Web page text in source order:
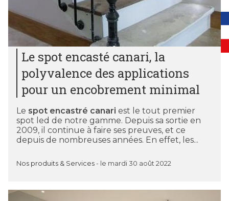
Le spot encasté canari, la
polyvalence des applications
pour un encobrement minimal
Le spot encastré canari est le tout premier
spot led de notre gamme. Depuis sa sortie en
2009, il continue à faire ses preuves, et ce
depuis de nombreuses années. En effet, les...
Nos produits & Services - le mardi 30 août 2022